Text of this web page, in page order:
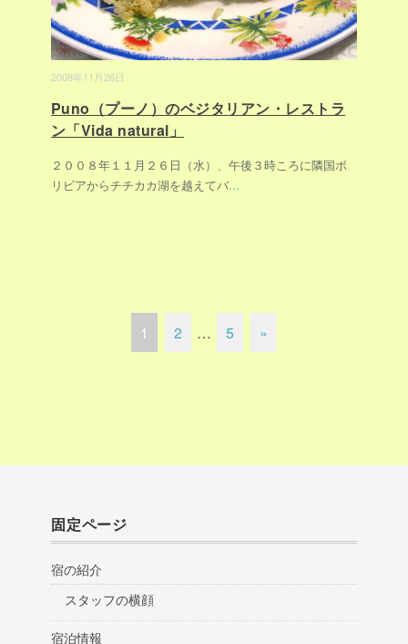
2008年11月26日
Puno（プーノ）のベジタリアン・レストラ
ン「Vida natural」
２００８年１１月２６日（水）、午後３時ころに隣国ボ
リビアからチチカカ湖を越えてバ...
1 2 … 5 »
固定ページ
宿の紹介
スタッフの横顔
宿泊情報